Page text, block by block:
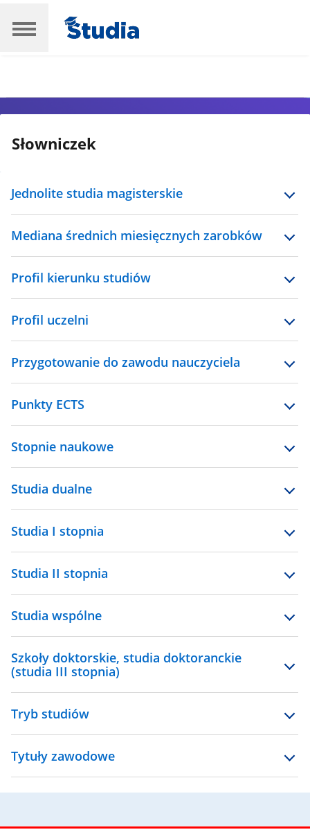
Słowniczek
Jednolite studia magisterskie
Mediana średnich miesięcznych zarobków
Profil kierunku studiów
Profil uczelni
Przygotowanie do zawodu nauczyciela
Punkty ECTS
Stopnie naukowe
Studia dualne
Studia I stopnia
Studia II stopnia
Studia wspólne
Szkoły doktorskie, studia doktoranckie
(studia III stopnia)
Tryb studiów
Tytuły zawodowe